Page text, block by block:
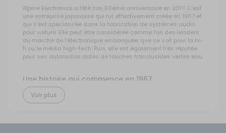
Alpine Electronics a fêté son 50ème anniversaire en 2017. C'est
une entreprise japonaise qui fut effectivement créée en 1967 et
qui s'est spécialisée dans la fabrication de systèmes audio
pour voiture. Elle peut être considérée comme l'un des leaders
du marché de l'électronique embarquée, que ce soit pour la hi-
fi ou le média high-tech. Puis, elle est également très réputée
pour ses autoradios dotés de touches translucides vertes eau.
Une histoire qui commence en 1967
Alpine Electronics est né à Tokyo en 1967, lorsque se crée Alps
Motorola Co Ltd, mais ce ne fut qu'en 1978 qu'elle commença à
déjà à rentrer dans la légende du car audio et c'est grâce à
Voir plus